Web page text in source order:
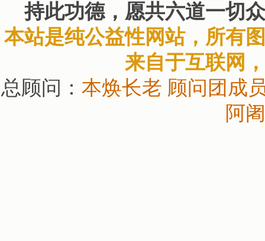
持此功德，愿共六道一切
本站是纯公益性网站，所有
来自于互联网
总顾问：本焕长老 顾问团成
阿